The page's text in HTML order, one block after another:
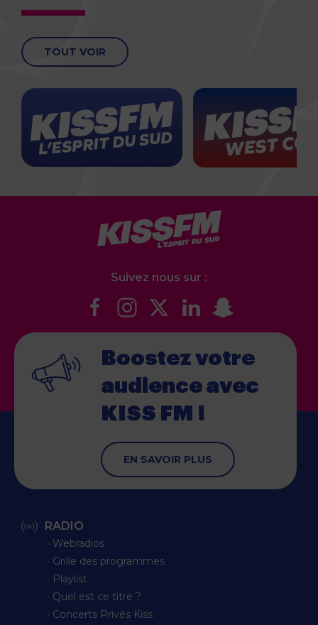
TOUT VOIR
Suivez nous sur :
Boostez votre
audience avec
KISS FM !
EN SAVOIR PLUS
RADIO
∙ Webradios
∙ Grille des programmes
∙ Playlist
∙ Quel est ce titre ?
∙ Concerts Privés Kiss